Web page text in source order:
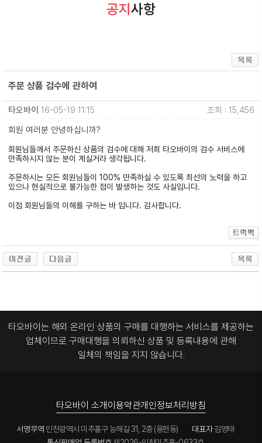
공지 사항
주문 상품 검수에 관하여
타오바이 16-05-19 11:15
조회 : 15,456
회원 여러분 안녕하십니까?
회원님들께서 주문하신 상품의 검수에 대해 저희 타오바이의 검수 서비스에
만족하시지 않는 분이 계실거라 생각됩니다.
주문하시는 모든 회원님들이 100% 만족하실 수 있도록 최선의 노력을 하고
있으나 현실적으로 불가능한 점이 발생하는 것도 사실입니다.
이점 회원님들의 이해를 구하는 바 입니다. 감사합니다.
타오바이는 해외 온라인 상품의 구매를 대행하는 서비스를 제공하는
업체이므로 구매대행을 의뢰하신 상품 및 등록내용에 관해
일체의 책임을 지지 않습니다.
타오바이 소개이용약관개인정보처리방침
서영무역 인천광역시 미추홀구 능해길 31, 2층 (용현동) 대표자김영태